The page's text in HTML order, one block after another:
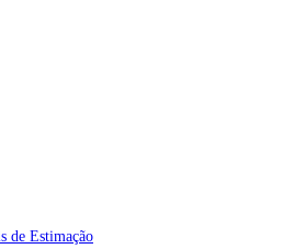
de Estimação